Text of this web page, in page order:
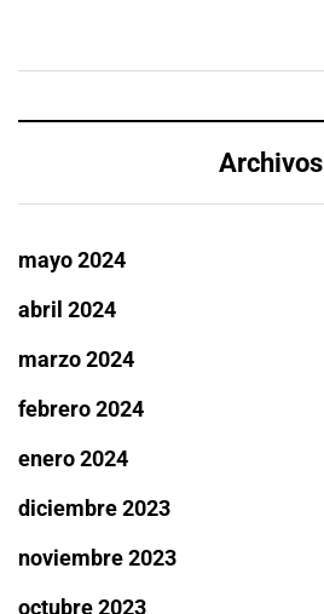
Archivos
mayo 2024
abril 2024
marzo 2024
febrero 2024
enero 2024
diciembre 2023
noviembre 2023
octubre 2023